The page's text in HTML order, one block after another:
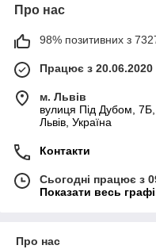
Про нас
98% позитивних з 7327
Працює з 20.06.2020
м. Львів
вулиця Під Дубом, 7Б,
Львів, Україна
Контакти
Сьогодні працює з
Показати весь
Про нас